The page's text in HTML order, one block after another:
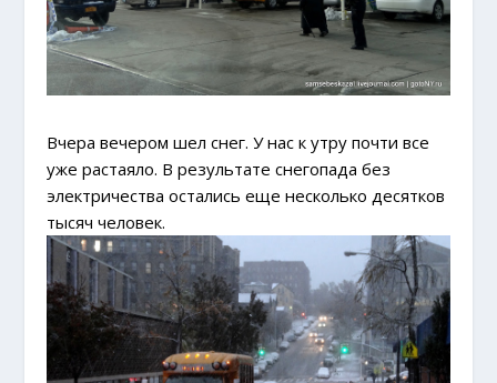
Вчера вечером шел снег. У нас к утру почти все
уже растаяло. В результате снегопада без
электричества остались еще несколько десятков
тысяч человек.